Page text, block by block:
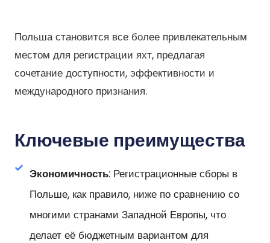
Польша становится все более привлекательным
местом для регистрации яхт, предлагая
сочетание доступности, эффективности и
международного признания.
Ключевые преимущества
Экономичность: Регистрационные сборы в
Польше, как правило, ниже по сравнению со
многими странами Западной Европы, что
делает её бюджетным вариантом для